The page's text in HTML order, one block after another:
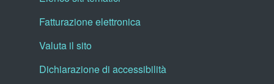
Fatturazione elettronica
Valuta il sito
Dichiarazione di accessibilità